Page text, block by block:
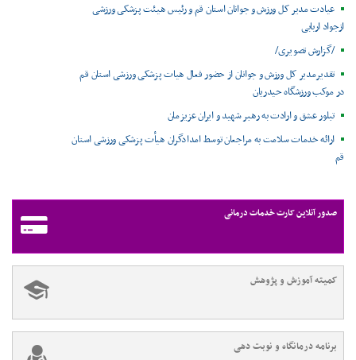
عیادت مدیر کل ورزش و جوانان استان قم و رئیس هیئت پزشکی ورزشی
ازجواد اربابی
/گزارش تصویری/
تقدیرمدیر کل ورزش و جوانان از حضور فعال هیات پزشکی ورزشی استان قم
در موکب ورزشگاه حیدریان
تبلور عشق و ارادت به رهبر شهید و ایران عزیزمان
ارائه خدمات سلامت به مراجعان توسط امدادگران هیأت پزشکی ورزشی استان
قم
صدور آنلاین کارت خدمات درمانی
کمیته آموزش و پژوهش
برنامه درمانگاه و نوبت دهی